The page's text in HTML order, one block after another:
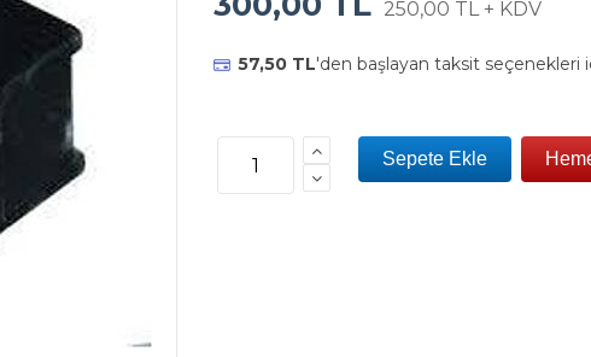
250,00 TL + KDV
57,50 TL'den başlayan taksit seçenekleri